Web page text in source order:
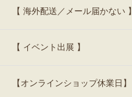
【 海外配送／メール届かない 】
【 イベント出展 】
【オンラインショップ休業日】